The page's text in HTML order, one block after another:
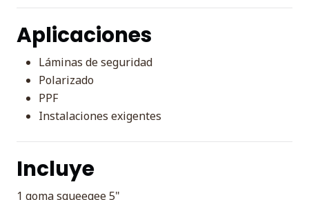
Aplicaciones
Láminas de seguridad
Polarizado
PPF
Instalaciones exigentes
Incluye
1 goma squeegee 5"